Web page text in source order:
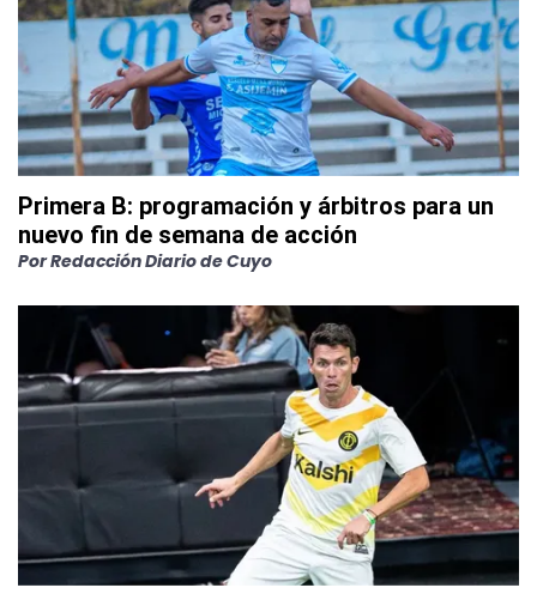
Primera B: programación y árbitros para un
nuevo fin de semana de acción
PorRedacción Diario de Cuyo